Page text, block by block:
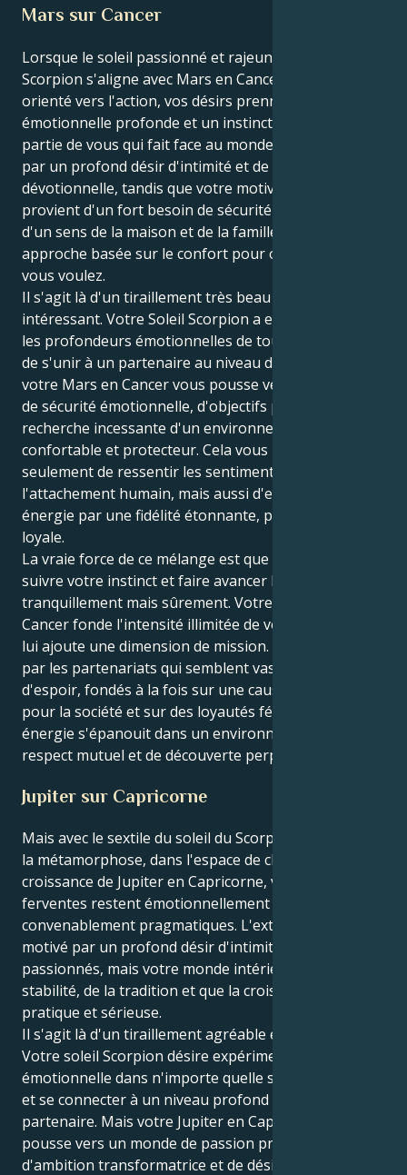
Mars sur Cancer
Lorsque le soleil passionné et rajeunissant du
Scorpion s'aligne avec Mars en Cancer, sensible et
orienté vers l'action, vos désirs prennent une force
émotionnelle profonde et un instinct protecteur. La
partie de vous qui fait face au monde est alimentée
par un profond désir d'intimité et de connexion
dévotionnelle, tandis que votre motivation intérieure
provient d'un fort besoin de sécurité émotionnelle,
d'un sens de la maison et de la famille et d'une
approche basée sur le confort pour obtenir ce que
vous voulez.
Il s'agit là d'un tiraillement très beau et très
intéressant. Votre Soleil Scorpion a envie de pénétrer
les profondeurs émotionnelles de tous les sujets et
de s'unir à un partenaire au niveau de l'âme. Mais
votre Mars en Cancer vous pousse vers un univers
de sécurité émotionnelle, d'objectifs pratiques et de
recherche incessante d'un environnement
confortable et protecteur. Cela vous permet non
seulement de ressentir les sentiments de
l'attachement humain, mais aussi d'exprimer votre
énergie par une fidélité étonnante, protectrice et
loyale.
La vraie force de ce mélange est que vous pouvez
suivre votre instinct et faire avancer les choses,
tranquillement mais sûrement. Votre motivation de
Cancer fonde l'intensité illimitée de votre Scorpion et
lui ajoute une dimension de mission. Vous êtes attiré
par les partenariats qui semblent vastes et porteurs
d'espoir, fondés à la fois sur une cause commune
pour la société et sur des loyautés féroces. Votre
énergie s'épanouit dans un environnement de
respect mutuel et de découverte perpétuelle.
Jupiter sur Capricorne
Mais avec le sextile du soleil du Scorpion, qui cherche
la métamorphose, dans l'espace de chance et de
croissance de Jupiter en Capricorne, vos tendances
ferventes restent émotionnellement profondes et
convenablement pragmatiques. L'extérieur est
motivé par un profond désir d'intimité et de liens
passionnés, mais votre monde intérieur veut de la
stabilité, de la tradition et que la croissance soit
pratique et sérieuse.
Il s'agit là d'un tiraillement agréable et intéressant.
Votre soleil Scorpion désire expérimenter la vérité
émotionnelle dans n'importe quelle situation donnée
et se connecter à un niveau profond avec un
partenaire. Mais votre Jupiter en Capricorne vous
pousse vers un monde de passion profonde,
d'ambition transformatrice et de désir inépuisable